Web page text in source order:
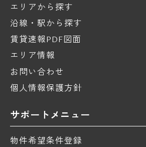
エリアから探す
沿線・駅から探す
賃貸速報PDF図面
エリア情報
お問い合わせ
個人情報保護方針
サポートメニュー
物件希望条件登録